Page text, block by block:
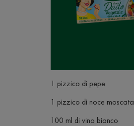
1 pizzico di pepe
1 pizzico di noce moscata
100 ml di vino bianco